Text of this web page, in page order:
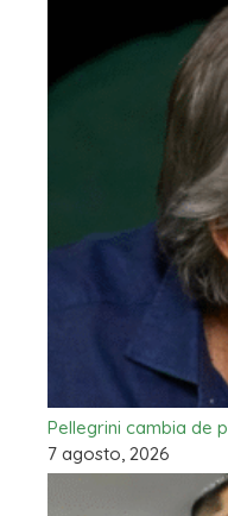
Pellegrini cambia de
7 agosto, 2026